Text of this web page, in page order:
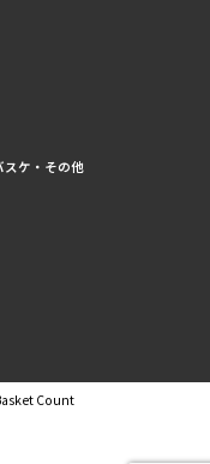
スケ・その他
Count